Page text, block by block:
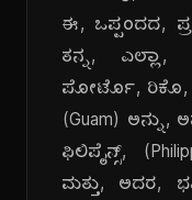
ಈ, ಒಪ್ಪಂದದ,
ತನ್ನ, ಎಲ್ಲಾ,
ಪೋರ್ಟೊ, ರಿಕೊ,
(Guam) ಅನ್ನು,
ಫಿಲಿಪೈನ್ಸ್,
ಮತ್ತು, ಅದರ,